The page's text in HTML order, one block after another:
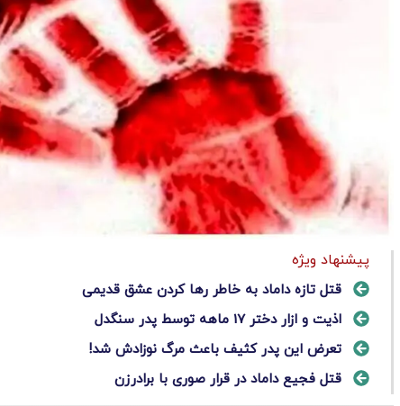
پیشنهاد ویژه
قتل تازه داماد به خاطر رها کردن عشق قدیمی
اذیت و ازار دختر 17 ماهه توسط پدر سنگدل
تعرض این پدر کثیف باعث مرگ نوزادش شد!
قتل فجیع داماد در قرار صوری با برادرزن